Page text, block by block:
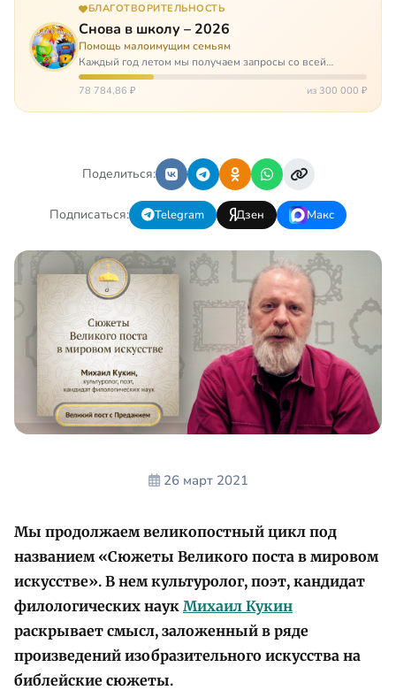
БЛАГОТВОРИТЕЛЬНОСТЬ
Снова в школу – 2026
Помощь малоимущим семьям
Каждый год летом мы получаем запросы со всей
России: помогите собраться в школу. Семьи с больными
детьми или родителями, семьи без пап или мам,
78 784,86 ₽ из 300 000 ₽
Поделиться:
Подписаться: Telegram Дзен Макс
26 март 2021
Мы продолжаем великопостный цикл под
названием «Сюжеты Великого поста в мировом
искусстве». В нем культуролог, поэт, кандидат
филологических наук Михаил Кукин
раскрывает смысл, заложенный в ряде
произведений изобразительного искусства на
библейские сюжеты.